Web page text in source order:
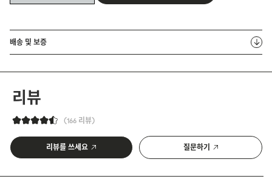
배송 및 보증
리뷰
166 리뷰
리뷰를 쓰세요 질문하기